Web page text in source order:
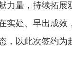
力量，持续拓
处、早出成
，以此次签约为